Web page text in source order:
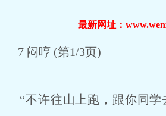
最新网址：
7 闷哼 (第1/3页)
“不许往山上跑，跟你同学